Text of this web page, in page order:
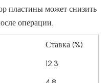
пластины может снизить
операции.
Ставка (%)
12.3